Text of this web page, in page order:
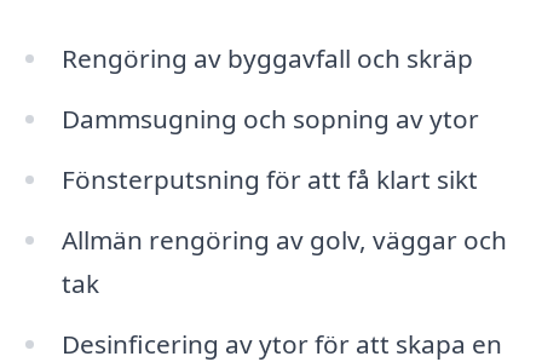
Rengöring av byggavfall och skräp
Dammsugning och sopning av ytor
Fönsterputsning för att få klart sikt
Allmän rengöring av golv, väggar och
tak
Desinficering av ytor för att skapa en